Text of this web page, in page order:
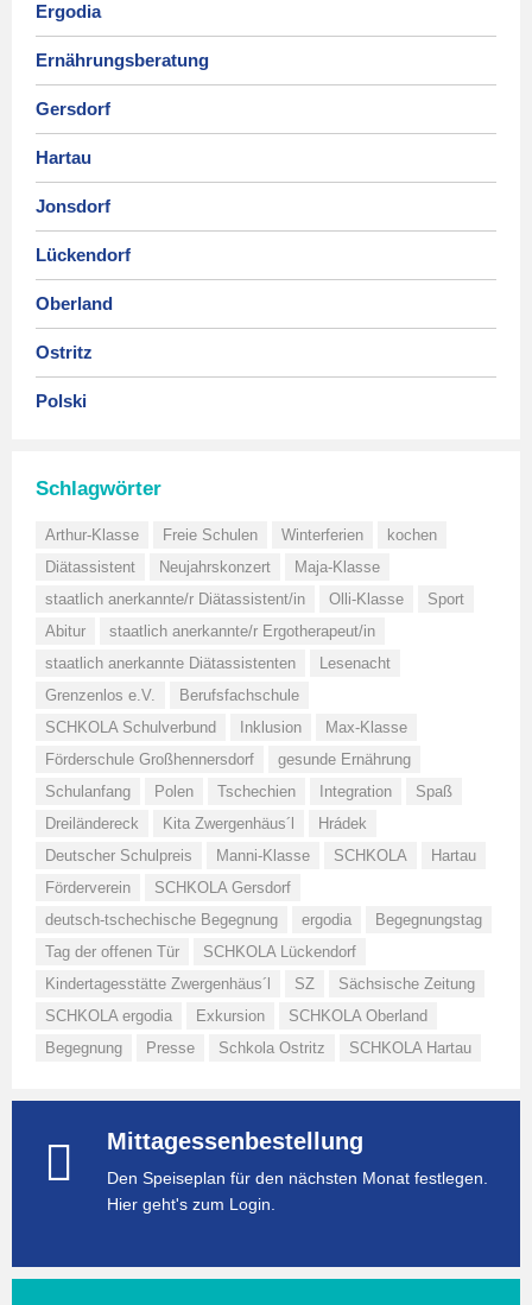
Ergodia
Ernährungsberatung
Gersdorf
Hartau
Jonsdorf
Lückendorf
Oberland
Ostritz
Polski
Schlagwörter
Arthur-Klasse Freie Schulen Winterferien
kochen
Diätassistent
Neujahrskonzert
Maja-Klasse
staatlich anerkannte/r Diätassistent/in
Olli-Klasse
Sport
Abitur
staatlich anerkannte/r Ergotherapeut/in
staatlich anerkannte Diätassistenten
Lesenacht
Grenzenlos e.V.
Berufsfachschule
SCHKOLA Schulverbund
Inklusion
Max-Klasse
Förderschule Großhennersdorf
gesunde Ernährung
Schulanfang
Polen Tschechien Integration
Spaß
Dreiländereck
Kita Zwergenhäus´l
Hrádek
Deutscher Schulpreis
Manni-Klasse SCHKOLA
Hartau
Förderverein
SCHKOLA Gersdorf
deutsch-tschechische Begegnung
ergodia
Begegnungstag
Tag der offenen Tür
SCHKOLA Lückendorf
Kindertagesstätte Zwergenhäus´l
SZ
Sächsische Zeitung
SCHKOLA ergodia
Exkursion
SCHKOLA Oberland
Begegnung
Presse Schkola Ostritz SCHKOLA Hartau
Mittagessenbestellung
Den Speiseplan für den nächsten Monat festlegen.
Hier geht's zum Login.